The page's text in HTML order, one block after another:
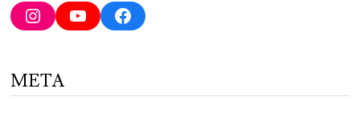
Adresse
ein ...
InstagramYouTubeFacebook
META